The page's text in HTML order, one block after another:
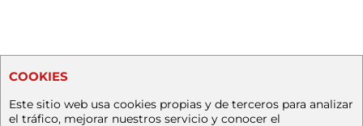
COOKIES
Este sitio web usa cookies propias y de terceros para analizar
el tráfico, mejorar nuestros servicio y conocer el